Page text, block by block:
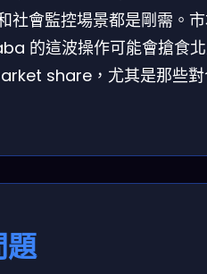
社會監控場景都是剛需。
的這波操作可能會搶食
share，尤其是那些
題